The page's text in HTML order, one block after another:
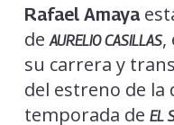
Rafael Amaya
deAURELIO CASILLAS,
su carrera y
del estreno de la
temporada de EL